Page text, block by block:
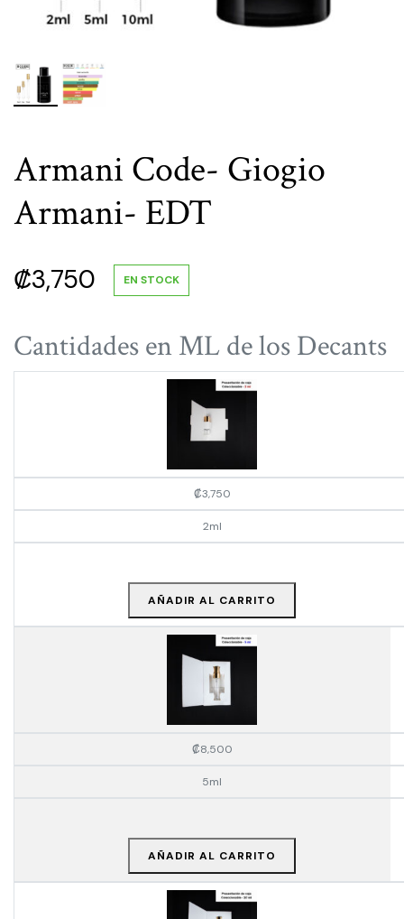
Armani Code- Giogio
Armani- EDT
₡3,750 EN STOCK
Cantidades en ML de los Decants
₡3,750
2ml
AÑADIR AL CARRITO
₡8,500
5ml
AÑADIR AL CARRITO